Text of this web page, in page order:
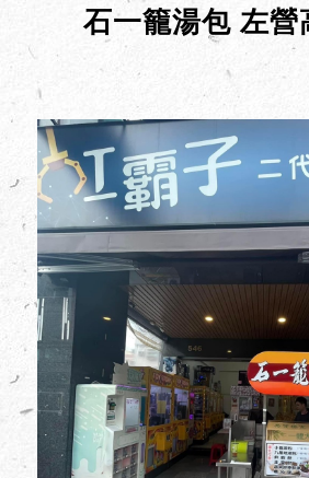
石一籠湯包 左營